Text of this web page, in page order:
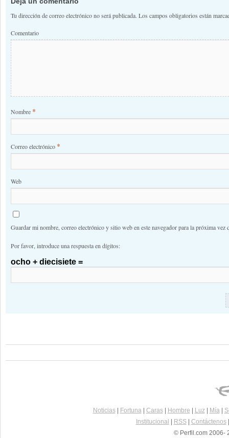
Tu dirección de correo electrónico no será publicada. Los campos obligatorios están
Comentario
Nombre *
Correo electrónico *
Web
Guardar mi nombre, correo electrónico y sitio web en este navegador para la próxima vez
Por favor, introduce una respuesta en dígitos:
ocho + diecisiete =
Noticias| Fortuna| Caras| Hombre Luz| Mía|
Institucional
RSS| Contáctenos
© Perfil.com 2006-